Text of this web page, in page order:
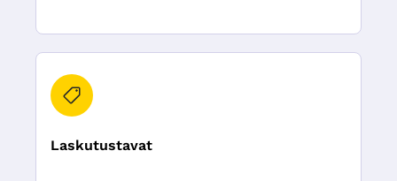
Laskutustavat